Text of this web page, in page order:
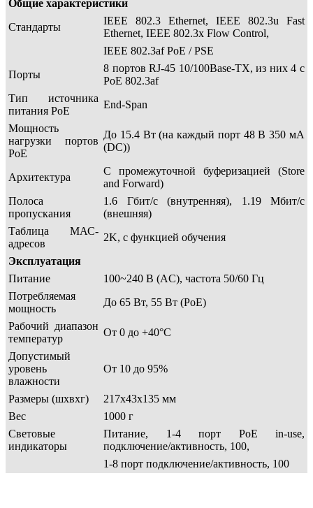
Общие характеристики
Стандарты
IEEE 802.3 Ethernet, IEEE 802.3u Fast
Ethernet, IEEE 802.3x Flow Control,
IEEE 802.3af PoE / PSE
Порты
8 портов RJ-45 10/100Base-TX, из них 4 с
PoE 802.3af
Тип источника
питания PoE
End-Span
Мощность
нагрузки портов
РоЕ
До 15.4 Вт (на каждый порт 48 В 350 мА
(DC))
Архитектура
С промежуточной буферизацией (Store
and Forward)
Полоса
пропускания
1.6 Гбит/с (внутренняя), 1.19 Мбит/с
(внешняя)
Таблица МАС-
адресов
2K, с функцией обучения
Эксплуатация
Питание
100~240 В (AC), частота 50/60 Гц
Потребляемая
мощность
До 65 Вт, 55 Вт (PoE)
Рабочий диапазон
температур
От 0 до +40°С
Допустимый
уровень
влажности
От 10 до 95%
Размеры (шхвхг)
217x43x135 мм
Вес
1000 г
Световые
индикаторы
Питание, 1-4 порт PoE in-use,
подключение/активность, 100,
1-8 порт подключение/активность, 100